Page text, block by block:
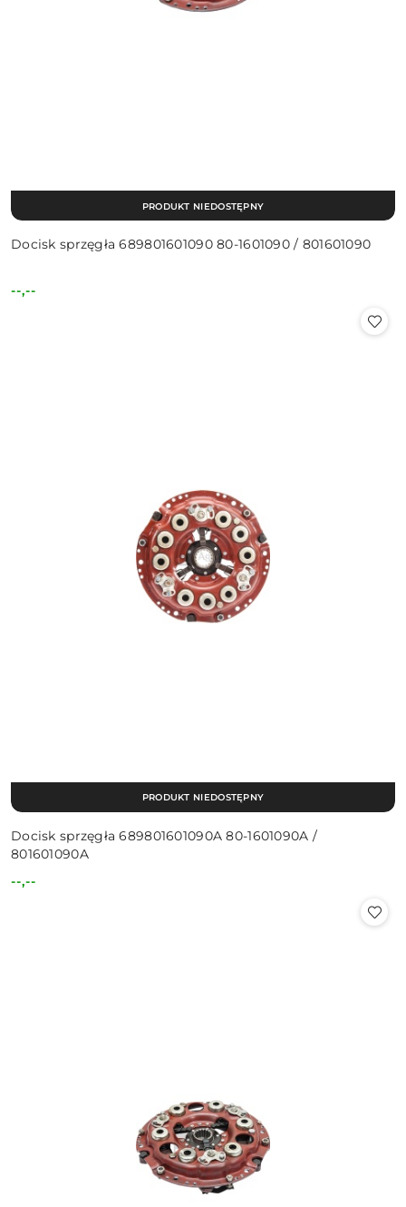
Docisk sprzęgła 689801601090 80-1601090 / 801601090
Cena:
--,--
PRODUKT NIEDOSTĘPNY
Docisk sprzęgła 689801601090A 80-1601090A /
801601090A
Cena:
--,--
PRODUKT NIEDOSTĘPNY